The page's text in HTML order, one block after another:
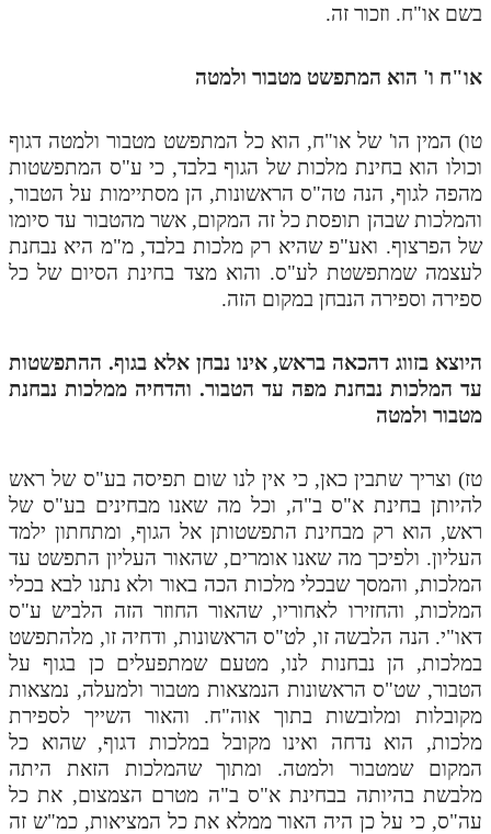
תלמוד עשר הספירות חלק יג
תלמוד עשר הספירות חלק טז
בית שער הכוונות
אודות האתר
אודות האתר
אתר הבית
לאתר ספר הרב
בשם או"ח. וזכור זה.
או"ח ו' הוא המתפשט מטבור ולמטה
טו) המין הו' של או"ח, הוא כל המתפשט מטבור ולמטה דגוף
וכולו הוא בחינת מלכות של הגוף בלבד, כי ע"ס המתפשטות
מהפה לגוף, הנה טה"ס הראשונות, הן מסתיימות על הטבור,
והמלכות שבהן תופסת כל זה המקום, אשר מהטבור עד סיומו
של הפרצוף. ואע"פ שהיא רק מלכות בלבד, מ"מ היא נבחנת
לעצמה שמתפשטת לע"ס. והוא מצד בחינת הסיום של כל
ספירה וספירה הנבחן במקום הזה.
היוצא בזווג דהכאה בראש, אינו נבחן אלא בגוף. ההתפשטות
עד המלכות נבחנת מפה עד הטבור. והדחיה ממלכות נבחנת
מטבור ולמטה
טז) וצריך שתבין כאן, כי אין לנו שום תפיסה בע"ס של ראש
להיותן בחינת א"ס ב"ה, וכל מה שאנו מבחינים בע"ס של
ראש, הוא רק מבחינת התפשטותן אל הגוף, ומתחתון ילמד
העליון. ולפיכך מה שאנו אומרים, שהאור העליון התפשט עד
המלכות, והמסך שבכלי מלכות הכה באור ולא נתנו לבא בכלי
המלכות, והחזירו לאחוריו, שהאור החוזר הזה הלביש ע"ס
דאו"י. הנה הלבשה זו, לט"ס הראשונות, ודחיה זו, מלהתפשט
במלכות, הן נבחנות לנו, מטעם שמתפעלים כן בגוף על
הטבור, שט"ס הראשונות הנמצאות מטבור ולמעלה, נמצאות
מקובלות ומלובשות בתוך אוה"ח. והאור השייך לספירת
מלכות, הוא נדחה ואינו מקובל במלכות דגוף, שהוא כל
המקום שמטבור ולמטה. ומתוך שהמלכות הזאת היתה
מלבשת בהיותה בבחינת א"ס ב"ה מטרם הצמצום, את כל
עה"ס, כי על כן היה האור ממלא את כל המציאות, כמ"ש זה